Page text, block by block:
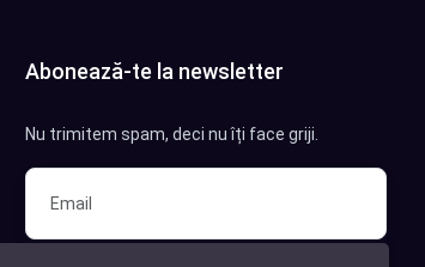
Abonează-te la newsletter
Nu trimitem spam, deci nu îți face griji.